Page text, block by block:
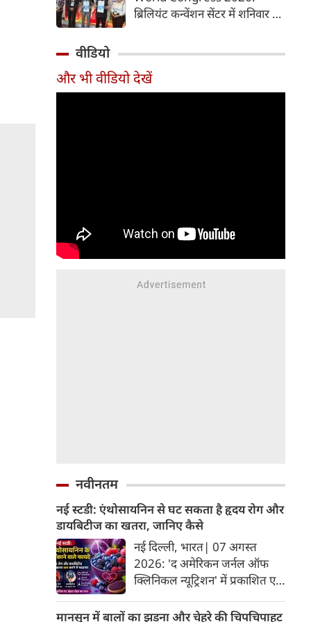
समय में आसानी से तैयार कर सकते
हैं।
ब्रिलियंट कन्वेंशन सेंटर में शनिवार से
विदेश से आए पल्मोनोलॉजिस्ट,
क्रिटिकल केयर विशेषज्ञ, थोरासिक
(रजिस्ट्रेशन) कराया है।
वीडियो
और भी वीडियो देखें
नवीनतम
नई स्टडी: एंथोसायनिन से घट सकता है हृदय रोग और
डायबिटीज का खतरा, जानिए कैसे
नई दिल्ली, भारत| 07 अगस्त
2026: 'द अमेरिकन जर्नल ऑफ
क्लिनिकल न्यूट्रिशन' में प्रकाशित एक
अनुसार, लाल, नीले और बैंगनी रंग के
मानसून में बालों का झड़ना और चेहरे की चिपचिपाहट